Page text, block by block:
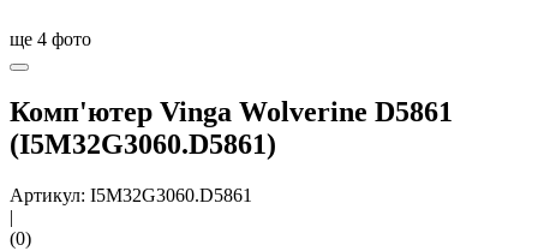
ще 4 фото
Комп'ютер Vinga Wolverine D5861
(I5M32G3060.D5861)
Артикул: I5M32G3060.D5861
|
(0)